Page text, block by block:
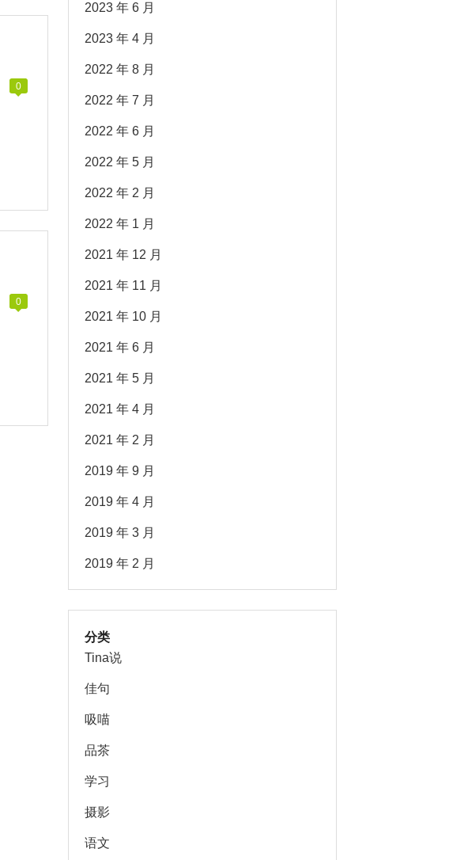
0
0
2023 年 6 月
2023 年 4 月
2022 年 8 月
2022 年 7 月
2022 年 6 月
2022 年 5 月
2022 年 2 月
2022 年 1 月
2021 年 12 月
2021 年 11 月
2021 年 10 月
2021 年 6 月
2021 年 5 月
2021 年 4 月
2021 年 2 月
2019 年 9 月
2019 年 4 月
2019 年 3 月
2019 年 2 月
分类
Tina说
佳句
吸喵
品茶
学习
摄影
语文